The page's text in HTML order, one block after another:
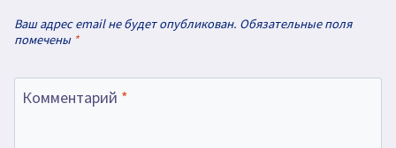
Ваш адрес email не будет опубликован. Обязательные поля
помечены *
Комментарий *